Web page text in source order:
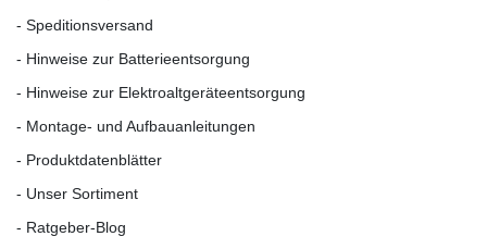
- Speditionsversand
- Hinweise zur Batterieentsorgung
- Hinweise zur Elektroaltgeräteentsorgung
- Montage- und Aufbauanleitungen
- Produktdatenblätter
- Unser Sortiment
- Ratgeber-Blog